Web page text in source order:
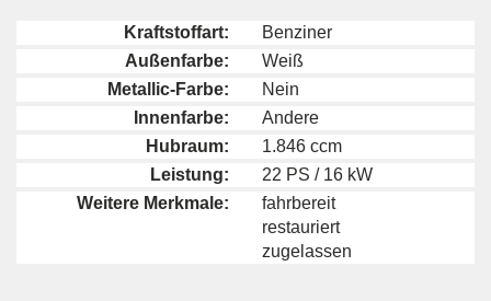
Kraftstoffart:
Benziner
Außenfarbe:
Weiß
Metallic-Farbe:
Nein
Innenfarbe:
Andere
Hubraum:
1.846 ccm
Leistung:
22 PS / 16 kW
Weitere Merkmale:
fahrbereit
restauriert
zugelassen